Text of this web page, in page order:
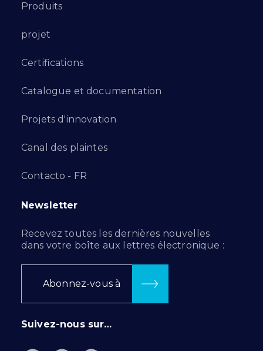
Produits
projet
Certifications
Catalogue et documentation
Projets d'innovation
Canal des plaintes
Contacto - FR
Newsletter
Recevez toutes les dernières nouvelles
dans votre boîte aux lettres électronique :
Abonnez-vous à
Suivez-nous sur…